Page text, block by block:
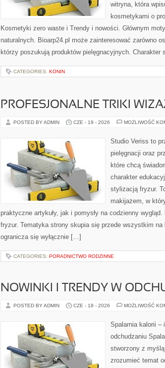
witryna, która
kosmetykami o
Kosmetyki zero waste i Trendy i nowości. Głównym
naturalnych. Bioarp24.pl może zainteresować zarówno
którzy poszukują produktów pielęgnacyjnych.
CATEGORIES: KONIN
PROFESJONALNE TRIKI
POSTED BY ADMIN CZE - 19 - 2026 MOŻLIWOŚĆ
Studio Veriss to
pielęgnacji oraz
które chcą
charakter
stylizacją fryzur.
makijażem, w
praktyczne artykuły, jak i pomysły na codzienny
fryzur. Tematyka strony skupia się przede wszystkim
ogranicza się wyłącznie […]
CATEGORIES: PORADNICTWO RODZINNE
NOWINKI I TRENDY W
POSTED BY ADMIN CZE - 18 - 2026 MOŻLIWOŚĆ
Spalarnia kalorii –
odchudzaniu
stworzony z
zrozumieć temat